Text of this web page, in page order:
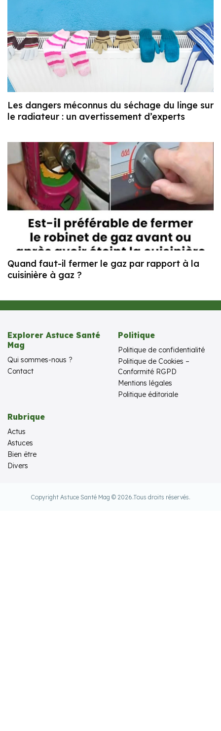
Les dangers méconnus du séchage du linge sur
le radiateur : un avertissement d’experts
Quand faut-il fermer le gaz par rapport à la
cuisinière à gaz ?
Explorer Astuce Santé
Mag
Qui sommes-nous ?
Contact
Politique
Politique de confidentialité
Politique de Cookies –
Conformité RGPD
Mentions légales
Politique éditoriale
Rubrique
Actus
Astuces
Bien être
Divers
Copyright Astuce Santé Mag © 2026.Tous droits réservés.